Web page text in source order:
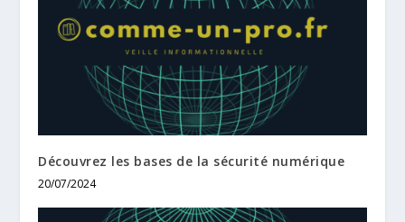
Découvrez les bases de la sécurité numérique
20/07/2024